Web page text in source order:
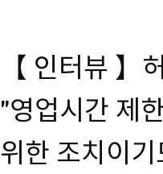
【 인터뷰 】
"영업시간 제
위한 조치이